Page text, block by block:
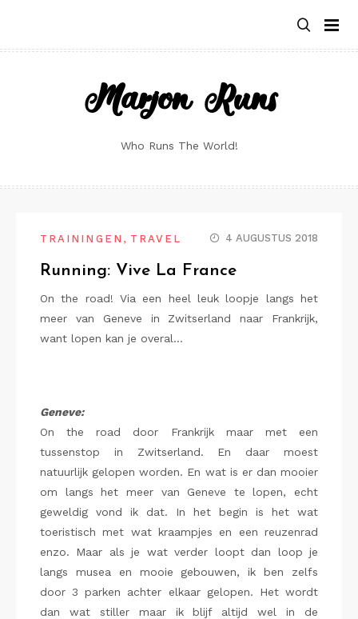
content
Marjon Runs
Who Runs The World!
TRAININGEN , TRAVEL 4 AUGUSTUS 2018
Running: Vive La France
On the road! Via een heel leuk loopje langs het
meer van Geneve in Zwitserland naar Frankrijk,
want lopen kan je overal…
Geneve:
On the road door Frankrijk maar met een
tussenstop in Zwitserland. En daar moest
natuurlijk gelopen worden. En wat is er dan mooier
om langs het meer van Geneve te lopen, echt
geweldig vond ik dat. In het begin is het wat
toeristisch met wat kraampjes en een reuzenrad
enzo. Maar als je wat verder loopt dan loop je
langs musea en mooie gebouwen, ik ben zelfs
door 3 parken achter elkaar gelopen. Het wordt
dan wat stiller maar ik blijf altijd wel in de